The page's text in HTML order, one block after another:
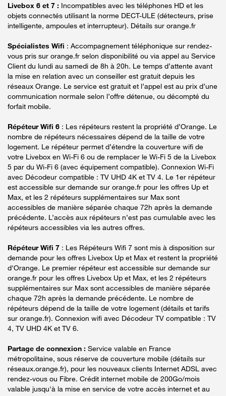
Livebox 6 et 7 : Incompatibles avec les téléphones HD et les
objets connectés utilisant la norme DECT-ULE (détecteurs, prise
intelligente, ampoules et interrupteur). Détails sur orange.fr
Spécialistes Wifi : Accompagnement téléphonique sur rendez-
vous pris sur orange.fr selon disponibilité ou via appel au Service
Client du lundi au samedi de 8h à 20h. Le temps d’attente avant
la mise en relation avec un conseiller est gratuit depuis les
réseaux Orange. Le service est gratuit et l’appel est au prix d’une
communication normale selon l’offre détenue, ou décompté du
forfait mobile.
Répéteur Wifi 6 : Les répéteurs restent la propriété d’Orange. Le
nombre de répéteurs nécessaires dépend de la taille de votre
logement. Le répéteur permet d’étendre la couverture wifi de
votre Livebox en Wi-Fi 6 ou de remplacer le Wi-Fi 5 de la Livebox
5 par du Wi-Fi 6 (avec équipement compatible). Connexion Wi-Fi
avec Décodeur compatible : TV UHD 4K et TV 4. Le 1er répéteur
est accessible sur demande sur orange.fr pour les offres Up et
Max, et les 2 répéteurs supplémentaires sur Max sont
accessibles de manière séparée chaque 72h après la demande
précédente. L’accès aux répéteurs n’est pas cumulable avec les
répéteurs accessibles via les autres offres.
Répéteur Wifi 7 : Les Répéteurs Wifi 7 sont mis à disposition sur
demande pour les offres Livebox Up et Max et restent la propriété
d'Orange. Le premier répéteur est accessible sur demande sur
orange.fr pour les offres Livebox Up et Max, et les 2 répéteurs
supplémentaires sur Max sont accessibles de manière séparée
chaque 72h après la demande précédente. Le nombre de
répéteurs dépend de la taille de votre logement (détails et tarifs
sur orange.fr). Connexion wifi avec Décodeur TV compatible : TV
4, TV UHD 4K et TV 6.
Partage de connexion : Service valable en France
métropolitaine, sous réserve de couverture mobile (détails sur
réseaux.orange.fr), pour les nouveaux clients Internet ADSL avec
rendez-vous ou Fibre. Crédit internet mobile de 200Go/mois
valable jusqu'à la mise en service de votre accès internet et au